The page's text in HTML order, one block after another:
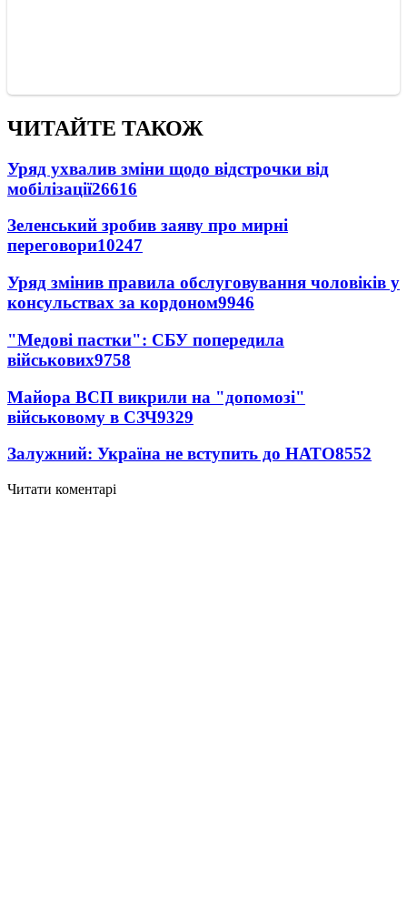
ЧИТАЙТЕ ТАКОЖ
Уряд ухвалив зміни щодо відстрочки від
мобілізації26616
Зеленський зробив заяву про мирні
переговори10247
Уряд змінив правила обслуговування чоловіків у
консульствах за кордоном9946
"Медові пастки": СБУ попередила
військових9758
Майора ВСП викрили на "допомозі"
військовому в СЗЧ9329
Залужний: Україна не вступить до НАТО8552
Читати коментарі